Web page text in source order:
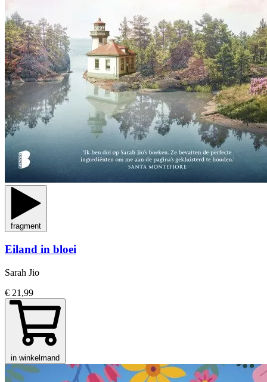
fragment
Eiland in bloei
Sarah Jio
€ 21,99
in winkelmand